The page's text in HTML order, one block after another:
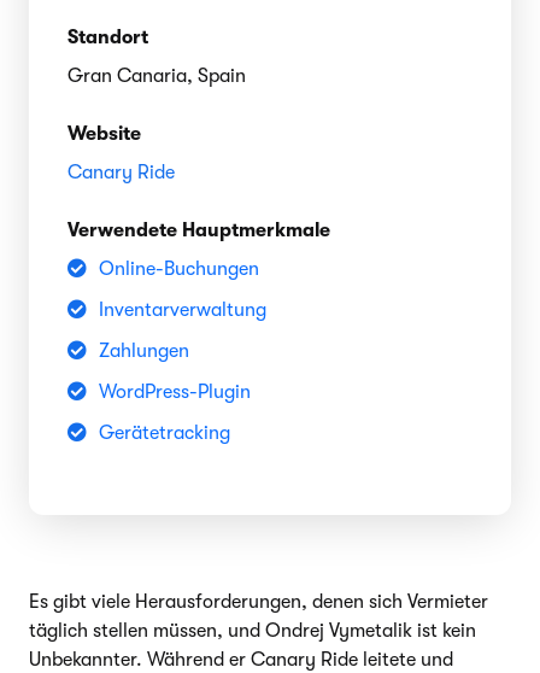
Standort
Gran Canaria, Spain
Website
Canary Ride
Verwendete Hauptmerkmale
Online-Buchungen
Inventarverwaltung
Zahlungen
WordPress-Plugin
Gerätetracking
Es gibt viele Herausforderungen, denen sich Vermieter
täglich stellen müssen, und Ondrej Vymetalik ist kein
Unbekannter. Während er Canary Ride leitete und